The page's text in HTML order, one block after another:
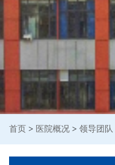
首页 > 医院概况 > 领导团队